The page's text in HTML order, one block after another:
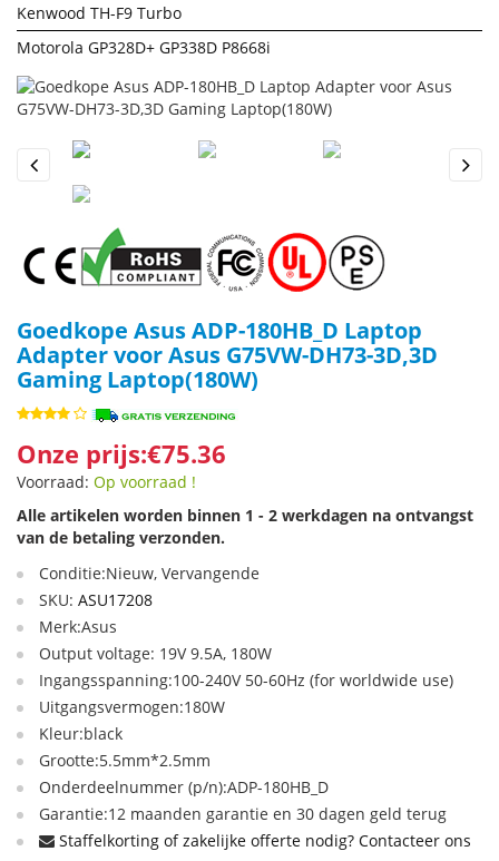
Kenwood TH-F9 Turbo
Motorola GP328D+ GP338D P8668i
Previous
Goedkope Asus ADP-180HB_D Laptop
Adapter voor Asus G75VW-DH73-3D,3D
Gaming Laptop(180W)
Onze prijs:€75.36
Voorraad: Op voorraad !
Alle artikelen worden binnen 1 - 2 werkdagen na ontvangst
van de betaling verzonden.
Conditie:Nieuw, Vervangende
SKU: ASU17208
Merk:Asus
Output voltage: 19V 9.5A, 180W
Ingangsspanning:100-240V 50-60Hz (for worldwide use)
Uitgangsvermogen:180W
Kleur:black
Grootte:5.5mm*2.5mm
Onderdeelnummer (p/n):ADP-180HB_D
Garantie:12 maanden garantie en 30 dagen geld terug
Staffelkorting of zakelijke offerte nodig? Contacteer ons